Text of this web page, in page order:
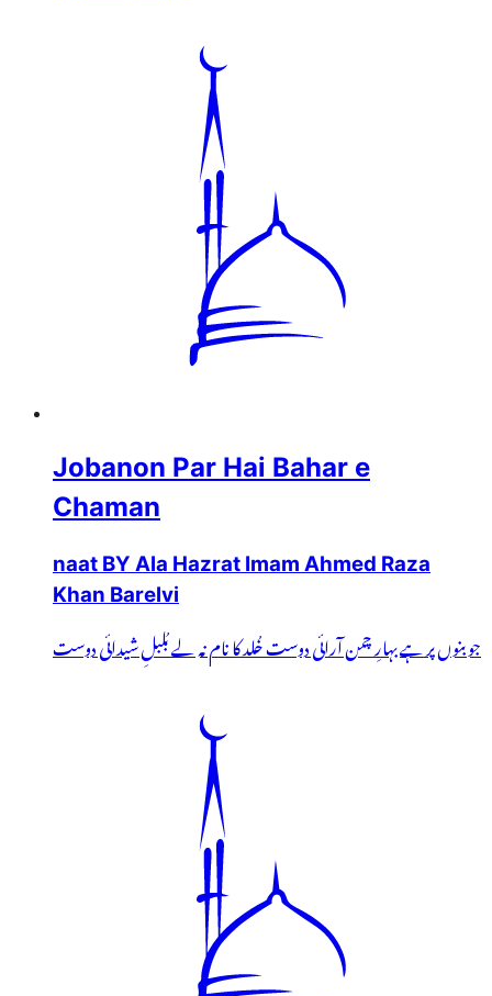
Jobanon Par Hai Bahar e
Chaman
naat BY Ala Hazrat Imam Ahmed Raza
Khan Barelvi
جوبنوں پر ہے بہارِ چمن آرائی دوست خُلد کا نام نہ لے بُلبلِ شیدائی دوست